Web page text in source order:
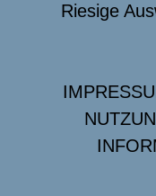
Riesige